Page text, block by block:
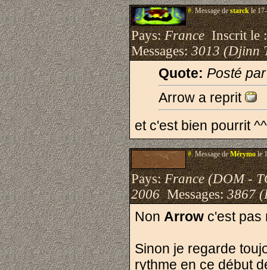
#.Message destarckle
Pays:FranceInscrit le
Messages:3013 (Djinn
Quote: Posté
Arrow a reprit
et c'est bien pourrit ^^
#.Message deMérymole
Pays:France (DOM -
2006Messages:3867
Non Arrow c'est pas
Sinon je regarde
rythme en ce début